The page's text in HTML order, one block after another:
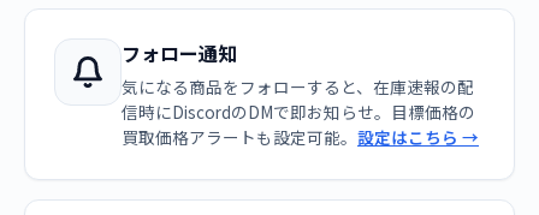
フォロー通知
気になる商品をフォローすると、在庫速報の配
信時にDiscordのDMで即お知らせ。目標価格の
買取価格アラートも設定可能。 設定はこちら →